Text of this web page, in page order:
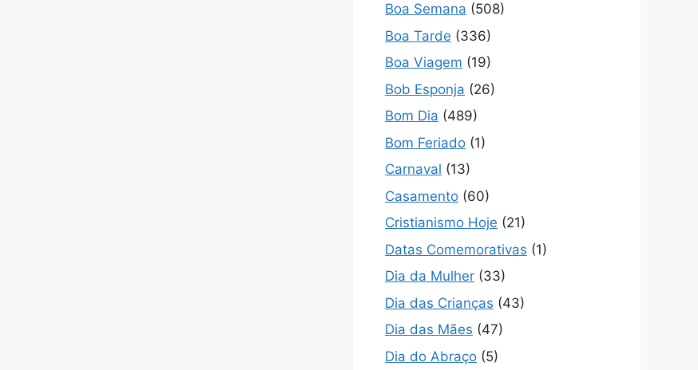
Boa Semana (508)
Boa Tarde (336)
Boa Viagem (19)
Bob Esponja (26)
Bom Dia (489)
Bom Feriado (1)
Carnaval (13)
Casamento (60)
Cristianismo Hoje (21)
Datas Comemorativas (1)
Dia da Mulher (33)
Dia das Crianças (43)
Dia das Mães (47)
Dia do Abraço (5)